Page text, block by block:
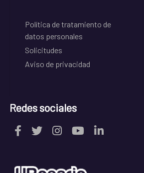
Política de tratamiento de
datos personales
Solicitudes
Aviso de privacidad
Redes sociales